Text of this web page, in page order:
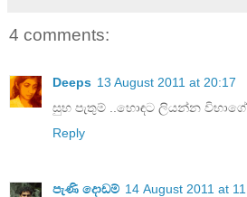
4 comments:
Deeps 13 August 2011 at 20:17
සුභ පැතුම් ..හොඳට ලියන්න විභාගේ
Reply
පැණි දොඩම් 14 August 2011 at